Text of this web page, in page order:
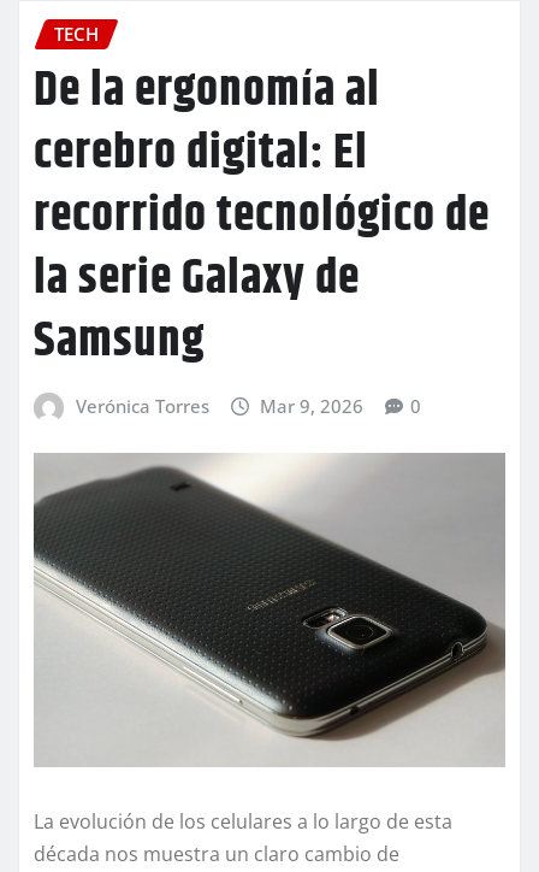
TECH
De la ergonomía al
cerebro digital: El
recorrido tecnológico de
la serie Galaxy de
Samsung
Verónica Torres Mar 9, 2026 0
La evolución de los celulares a lo largo de esta
década nos muestra un claro cambio de